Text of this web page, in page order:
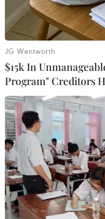
tra, làm rõ vụ
trái phép trên vùng
Trước đó, vào lúc 0
phòng chống tội phạm
Bộ đội Biên phòng
và bắt quả tang 2 tàu
cách cửabiển Ninh
hướng Đông Nam.
Lực lượng chức
tiện về Đồn cửa khẩu
Qua đấu tranh lấy
trong số hai tàu, một
JG Wentworth
$15k In
Program" Creditors